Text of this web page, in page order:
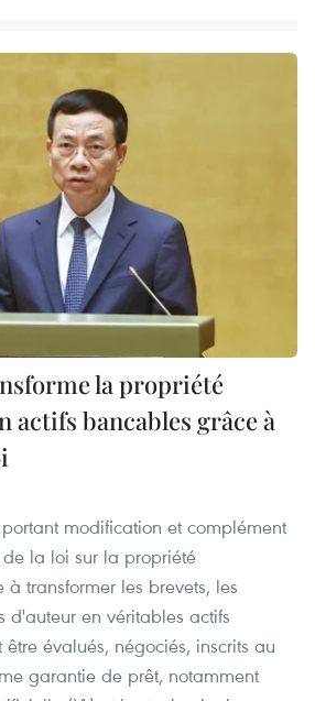
la propriété
actifs bancables grâce à
modification et complément
la loi sur la propriété
à transformer les brevets, les
d'auteur en véritables actifs
évalués, négociés, inscrits au
garantie de prêt, notamment